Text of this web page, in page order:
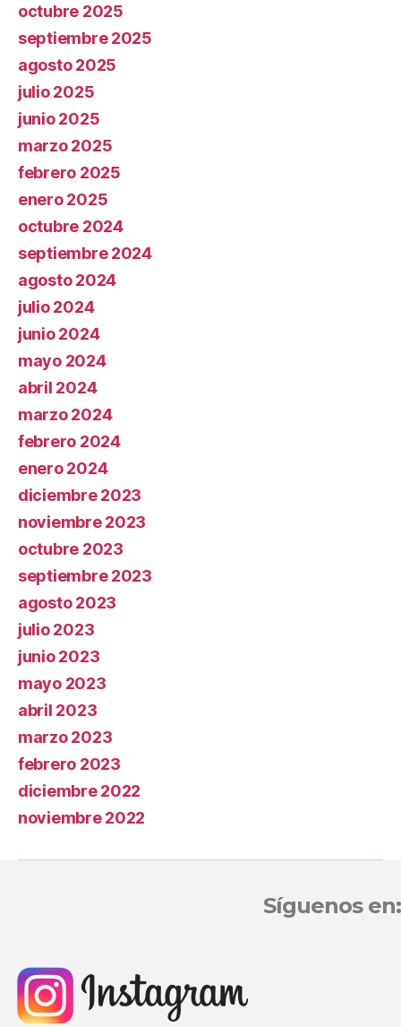
octubre 2025
septiembre 2025
agosto 2025
julio 2025
junio 2025
marzo 2025
febrero 2025
enero 2025
octubre 2024
septiembre 2024
agosto 2024
julio 2024
junio 2024
mayo 2024
abril 2024
marzo 2024
febrero 2024
enero 2024
diciembre 2023
noviembre 2023
octubre 2023
septiembre 2023
agosto 2023
julio 2023
junio 2023
mayo 2023
abril 2023
marzo 2023
febrero 2023
diciembre 2022
noviembre 2022
Síguenos en: